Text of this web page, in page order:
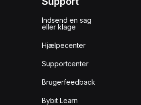
Indsend en sag
eller klage
Hjælpecenter
Supportcenter
Brugerfeedback
Bybit Learn